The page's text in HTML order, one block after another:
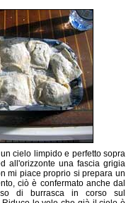
cielo limpido e perfetto sopra
all'orizzonte una fascia grigia
mi piace proprio si prepara un
ciò è confermato anche dal
di burrasca in corso sul